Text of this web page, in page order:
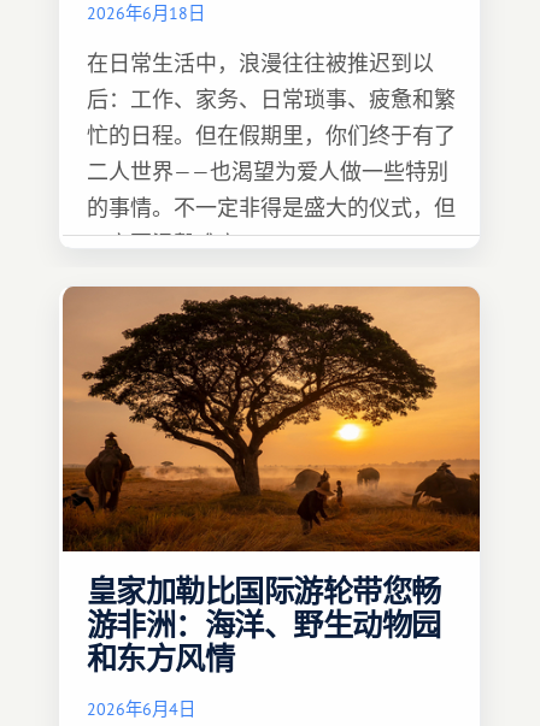
2026年6月18日
在日常生活中，浪漫往往被推迟到以
后：工作、家务、日常琐事、疲惫和繁
忙的日程。但在假期里，你们终于有了
二人世界——也渴望为爱人做一些特别
的事情。不一定非得是盛大的仪式，但
一定要温馨难忘 :)
皇家加勒比国际游轮带您畅
游非洲：海洋、野生动物园
和东方风情
2026年6月4日